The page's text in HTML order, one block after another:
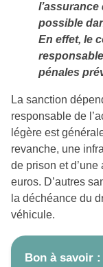
l’assurance
possible
En effet, le
pénales
La sanction
responsable de
légère est
revanche, une
de prison et
euros. D’autres
la déchéance du
véhicule.
Bon à savoir :